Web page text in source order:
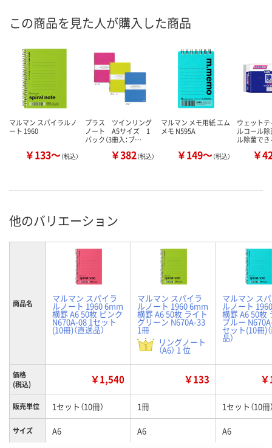
この商品を見た人が購入した商品
マルマン スパイラルノ
ート 1960
￥133～（税込）
プラス ツインリング
ノート A5サイズ 1
パック（3冊入：ブ…
￥382（税込）
マルマン メモ用紙 エム
メモ N595A
￥149～（税込）
ウェット
ルコール
ル除菌で
￥
他のバリエーション
商品名 マルマン スパイラ
ルノート 1960 6mm
横罫 A6 50枚 ピンク
N670A-08 1セット
(10冊)（直送品）
マルマン スパイラ
ルノート 1960 6mm
横罫 A6 50枚 ライト
グリーン N670A-33
1冊
リングノート
（A6） 1 位
マルマン ス
ルノート
横罫 A6 50枚
ブルー
セット(10冊)
品）
価格
(税込)
￥1,540 ￥133
販売単位 1セット（10冊） 1冊 1セット（10冊
サイズ A6 A6 A6